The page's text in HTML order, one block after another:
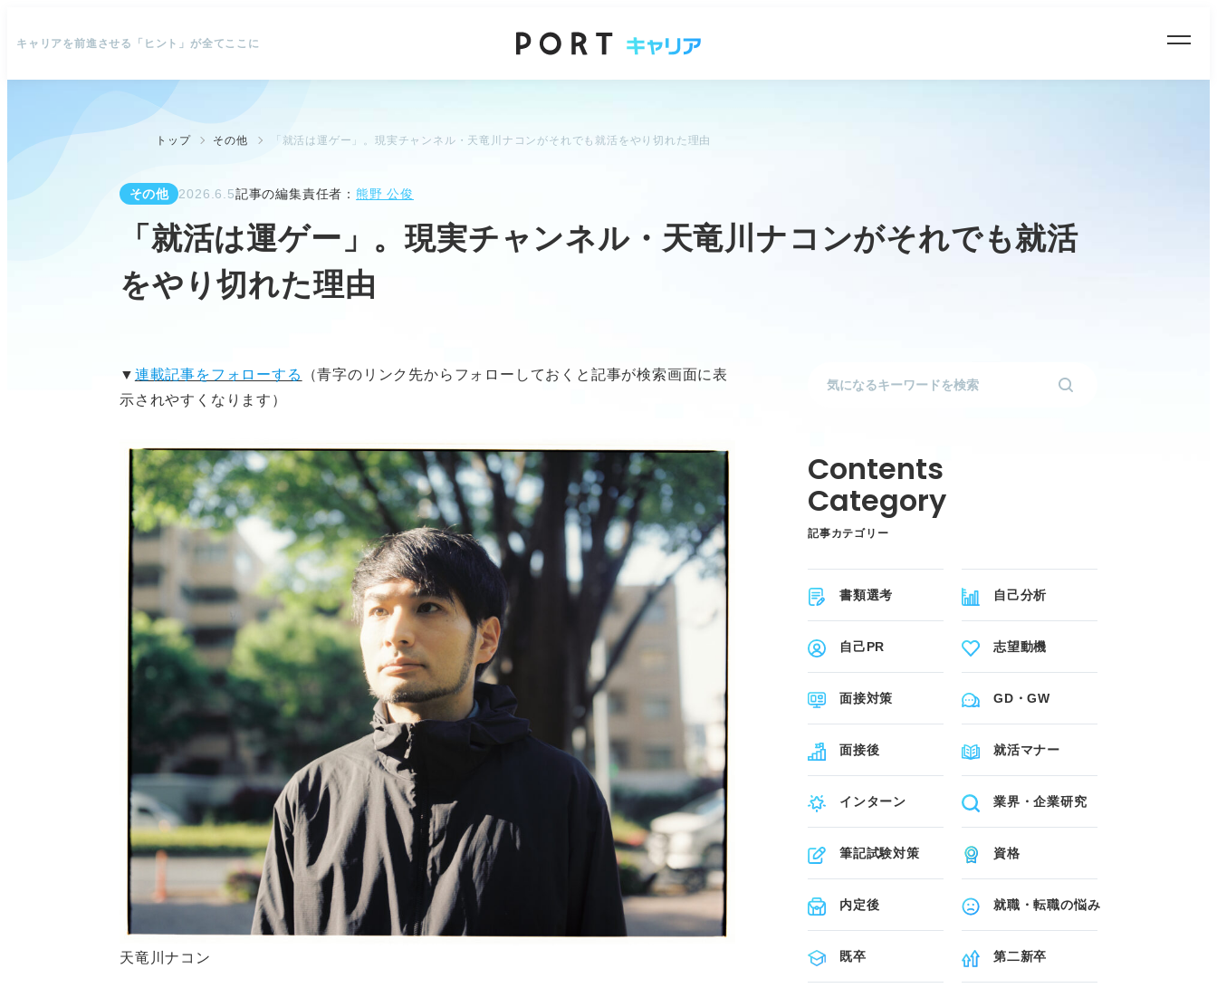
キャリアを前進させる「ヒント」が全てここに
トップ その他 「就活は運ゲー」。現実チャンネル・天竜川ナコンがそれでも就活をやり切れた理由
その他 2026.6.5記事の編集責任者：熊野 公俊
「就活は運ゲー」。現実チャンネル・天竜川ナコンがそれでも就活
をやり切れた理由
▼ 連載記事をフォローする
（青字のリンク先からフォローしておくと記事が検索画面に表
示されやすくなります）
天竜川ナコン
記事カテゴリー
書類選考 自己分析
自己PR 志望動機
面接対策 GD・GW
面接後 就活マナー
インターン 業界・企業研究
筆記試験対策 資格
内定後 就職・転職の悩み
既卒 第二新卒